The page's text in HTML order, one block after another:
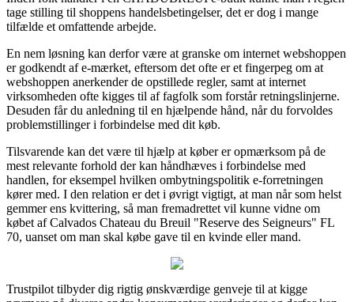
tage stilling til shoppens handelsbetingelser, det er dog i mange
tilfælde et omfattende arbejde.
En nem løsning kan derfor være at granske om internet webshoppen
er godkendt af e-mærket, eftersom det ofte er et fingerpeg om at
webshoppen anerkender de opstillede regler, samt at internet
virksomheden ofte kigges til af fagfolk som forstår retningslinjerne.
Desuden får du anledning til en hjælpende hånd, når du forvoldes
problemstillinger i forbindelse med dit køb.
Tilsvarende kan det være til hjælp at køber er opmærksom på de
mest relevante forhold der kan håndhæves i forbindelse med
handlen, for eksempel hvilken ombytningspolitik e-forretningen
kører med. I den relation er det i øvrigt vigtigt, at man når som helst
gemmer ens kvittering, så man fremadrettet vil kunne vidne om
købet af Calvados Chateau du Breuil "Reserve des Seigneurs" FL
70, uanset om man skal købe gave til en kvinde eller mand.
Trustpilot tilbyder dig rigtig ønskværdige genveje til at kigge